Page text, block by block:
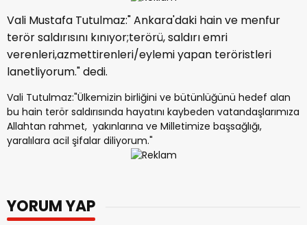
Vali Mustafa Tutulmaz:" Ankara'daki hain ve menfur
terör saldırısını kınıyor;terörü, saldırı emri
verenleri,azmettirenleri/eylemi yapan teröristleri
lanetliyorum." dedi.
Vali Tutulmaz:"Ülkemizin birliğini ve bütünlüğünü hedef alan
bu hain terör saldırısında hayatını kaybeden vatandaşlarımıza
Allahtan rahmet, yakınlarına ve Milletimize başsağlığı,
yaralılara acil şifalar diliyorum."
YORUM YAP